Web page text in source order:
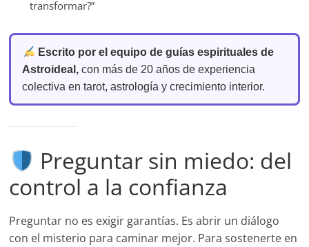
transformar?”
Escrito por el equipo de guías espirituales de
Astroideal, con más de 20 años de experiencia
colectiva en tarot, astrología y crecimiento interior.
Preguntar sin miedo: del
control a la confianza
Preguntar no es exigir garantías. Es abrir un diálogo
con el misterio para caminar mejor. Para sostenerte en